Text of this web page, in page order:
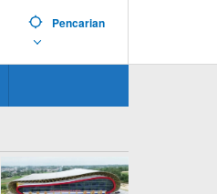
Pencarian